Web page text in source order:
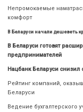
Непромокаемые
комфорт
В Беларуси начали дешеветь
В Беларуси готовят
предпринимателей
Нацбанк Беларуси снизил
Рейтинг компаний,
Беларуси
Ведение бухгалтерского